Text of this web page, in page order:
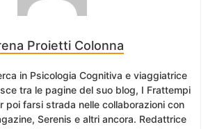
Proietti Colonna
in Psicologia Cognitiva e viaggiatrice
tra le pagine del suo blog, I Frattempi
poi farsi strada nelle collaborazioni con
Serenis e altri ancora. Redattrice